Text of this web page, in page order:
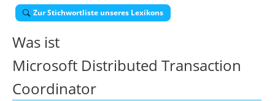
Zur Stichwortliste unseres Lexikons
Was ist
Microsoft Distributed Transaction
Coordinator